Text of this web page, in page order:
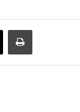
X Imprimir